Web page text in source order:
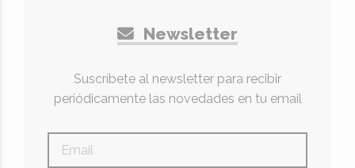
Newsletter
Suscríbete al newsletter para recibir
periódicamente las novedades en tu email